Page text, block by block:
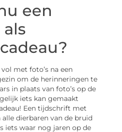
een
met foto’s na een
om de herinneringen te
in plaats van foto’s op de
iets kan gemaakt
Een tijdschrift met
alle dierbaren van de bruid
iets waar nog jaren op de